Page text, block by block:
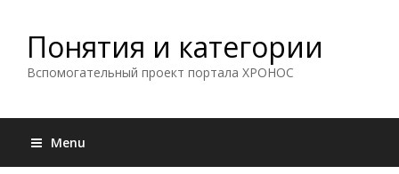
Понятия и категории
Вспомогательный проект портала ХРОНОС
Menu